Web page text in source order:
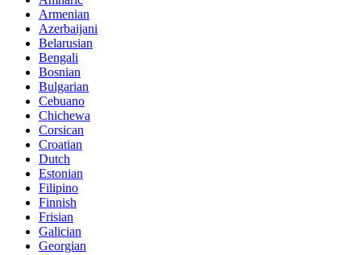
Armenian
Azerbaijani
Belarusian
Bengali
Bosnian
Bulgarian
Cebuano
Chichewa
Corsican
Croatian
Dutch
Estonian
Filipino
Finnish
Frisian
Galician
Georgian